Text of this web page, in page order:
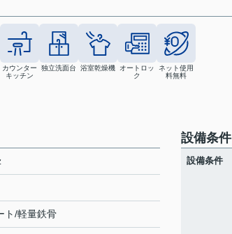
カウンター
キッチン
独立洗面台 浴室乾燥機
オートロッ
ク
ネット使用
料無料
ト/軽量鉄骨
設備条件
設備条件